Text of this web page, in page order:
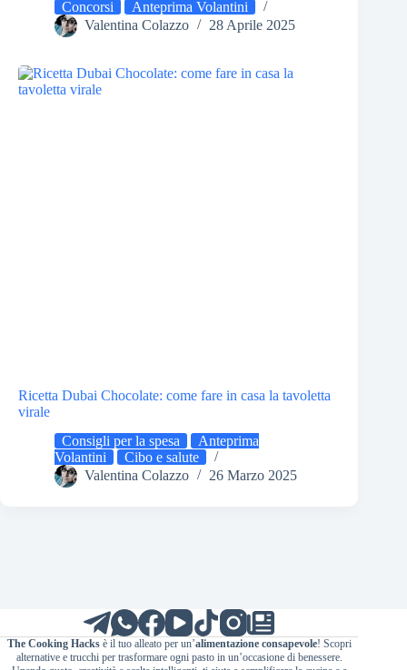
Concorsi
Anteprima Volantini
Valentina Colazzo
28 Aprile 2025
Ricetta Dubai Chocolate: come fare in casa la tavoletta
virale
Consigli per la spesa
Anteprima
Volantini
Cibo e salute
Valentina Colazzo
26 Marzo 2025
The Cooking Hacksè il tuo alleato per un’alimentazione consapevole! Scopri
alternative e trucchi per trasformare ogni pasto in un’occasione di benessere.